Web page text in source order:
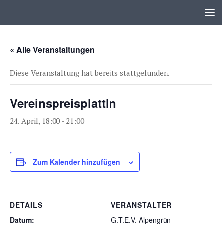
« Alle Veranstaltungen
Diese Veranstaltung hat bereits stattgefunden.
Vereinspreisplattln
24. April, 18:00 - 21:00
Zum Kalender hinzufügen
DETAILS
Datum:
VERANSTALTER
G.T.E.V. Alpengrün